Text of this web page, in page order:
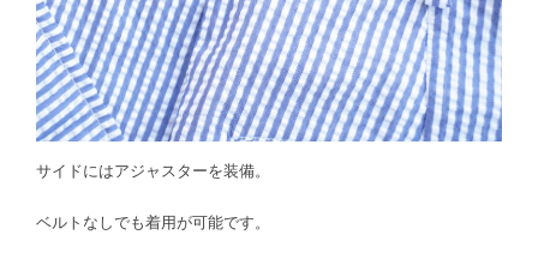
サイドにはアジャスターを装備。
ベルトなしでも着用が可能です。